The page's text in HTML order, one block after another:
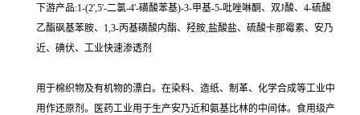
下游产品:1-(2',5'-二氯-4'-磺酸苯基)-3-甲基-5-吡唑啉酮、双J酸、4-硫酸
乙酯砜基苯胺、1,3-丙基磺酸内酯、羟胺,盐酸盐、硫酸卡那霉素、安乃
近、碘伏、工业快速渗透剂
用于棉织物及有机物的漂白。在染料、造纸、制革、化学合成等工业中
用作还原剂。医药工业用于生产安乃近和氨基比林的中间体。食用级产